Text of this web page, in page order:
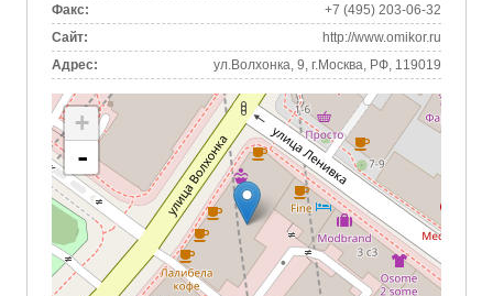
Факс:
+7 (495) 203-06-32
Сайт:
http://www.omikor.ru
Адрес:
ул.Волхонка, 9, г.Москва, РФ, 119019
+
-